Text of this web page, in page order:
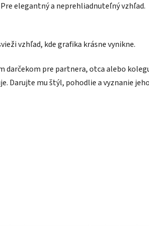
Pre elegantný a neprehliadnuteľný vzhľad.
vzhľad, kde grafika krásne vynikne.
darčekom pre partnera, otca alebo
Darujte mu štýl, pohodlie a vyznanie